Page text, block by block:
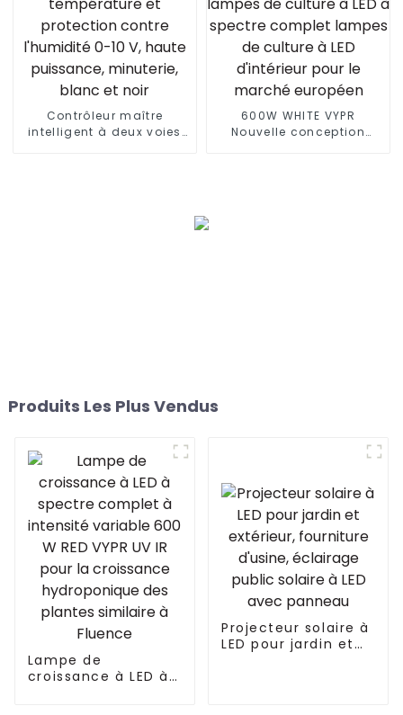
Contrôleur maître
intelligent à deux voies
600W WHITE VYPR
Nouvelle conception
Produits Les Plus Vendus
Lampe de
croissance à LED à
Projecteur solaire à
LED pour jardin et